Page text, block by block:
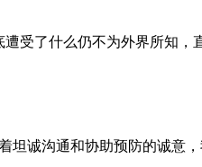
受了什么仍不为外界所知，
坦诚沟通和协助预防的诚意